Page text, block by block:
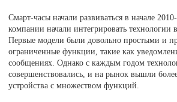
Смарт-часы начали развиваться в начале
компании начали интегрировать технологии
Первые модели были довольно простыми и
ограниченные функции, такие как
сообщениях. Однако с каждым годом
совершенствовались, и на рынок вышли
устройства с множеством функций.